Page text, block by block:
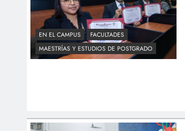
EN EL CAMPUS
FACULTADES
MAESTRÍAS Y ESTUDIOS DE POSTGRADO